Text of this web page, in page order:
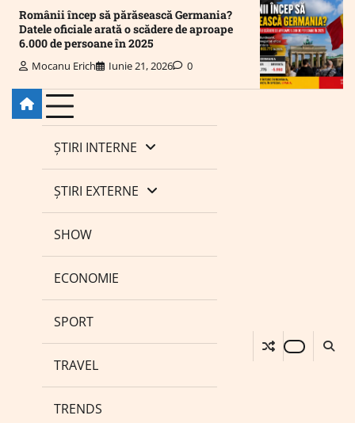
Românii încep să părăsească Germania?
Datele oficiale arată o scădere de aproape
6.000 de persoane în 2025
Mocanu Erich Iunie 21, 2026 0
ȘTIRI INTERNE
ȘTIRI EXTERNE
SHOW
ECONOMIE
SPORT
TRAVEL
TRENDS